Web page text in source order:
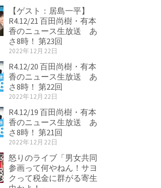
【ゲスト：居島一平】
R4.12/21 百田尚樹・有本
香のニュース生放送 あ
さ8時！ 第23回
2022年12月22日
R4.12/20 百田尚樹・有本
香のニュース生放送 あ
さ8時！ 第22回
2022年12月22日
R4.12/19 百田尚樹・有本
香のニュース生放送 あ
さ8時！ 第21回
2022年12月22日
怒りのライブ「男女共同
参画って何やねん！サヨ
クって税金に群がる寄生